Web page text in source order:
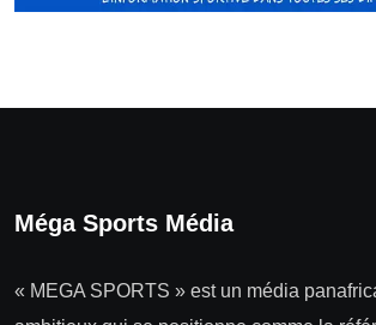
Méga Sports Média
« MEGA SPORTS » est un média